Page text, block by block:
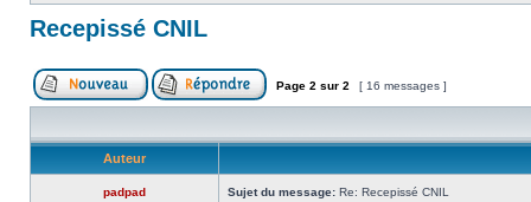
Recepissé CNIL
Page 2 sur 2 [ 16 messages ]
Auteur
padpad Sujet du message: Re: Recepissé CNIL